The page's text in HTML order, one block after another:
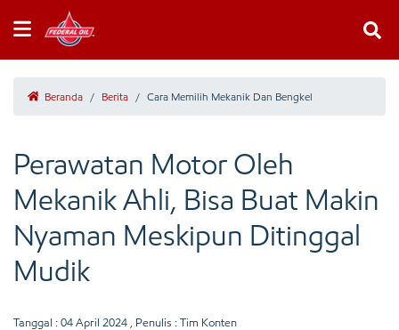
Beranda / Berita / Cara Memilih Mekanik Dan Bengkel
Perawatan Motor Oleh
Mekanik Ahli, Bisa Buat Makin
Nyaman Meskipun Ditinggal
Mudik
Tanggal : 04 April 2024 , Penulis : Tim Konten